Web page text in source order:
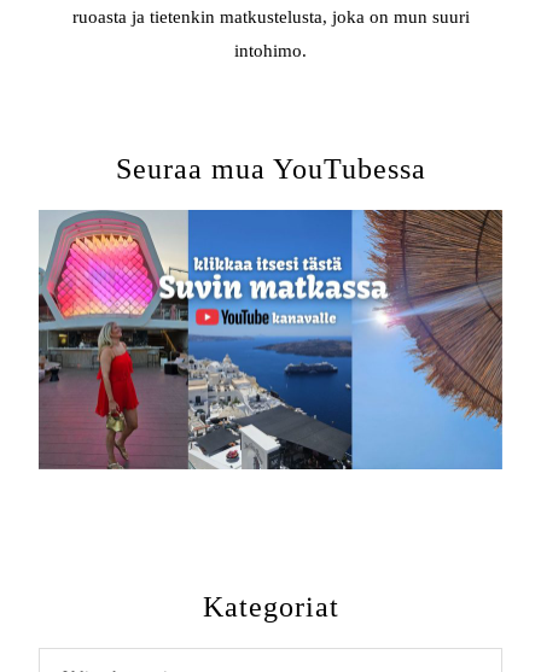
ruoasta ja tietenkin matkustelusta, joka on mun suuri
intohimo.
Seuraa mua YouTubessa
Kategoriat